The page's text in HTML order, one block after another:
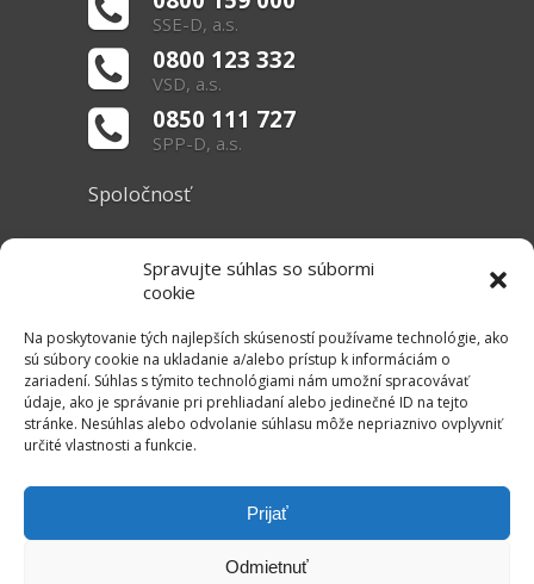
Spravujte súhlas so súbormi
cookie
Na poskytovanie tých najlepších skúseností používame technológie, ako
sú súbory cookie na ukladanie a/alebo prístup k informáciám o
zariadení. Súhlas s týmito technológiami nám umožní spracovávať
údaje, ako je správanie pri prehliadaní alebo jedinečné ID na tejto
stránke. Nesúhlas alebo odvolanie súhlasu môže nepriaznivo ovplyvniť
určité vlastnosti a funkcie.
Prijať
Odmietnuť
SSE-D, a.s.
0800 123 332
VSD, a.s.
0850 111 727
SPP-D, a.s.
Spoločnosť
O nás
Základné informácie
Užitočné linky
Právne informácie
RSS Kanál